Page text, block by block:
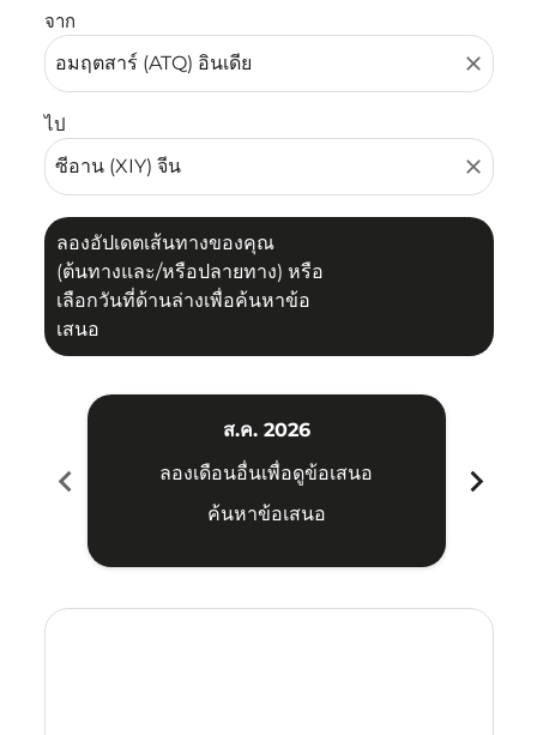
จาก
close
ไป
close
ลองอัปเดตเส้นทางของคุณ
(ต้นทางและ/หรือปลายทาง) หรือ
เลือกวันที่ด้านล่างเพื่อค้นหาข้อ
เสนอ
chevron_left
ส.ค. 2026
ลองเดือนอื่นเพื่อดูข้อเสนอ
ค้นหาข้อเสนอ
chevron_right